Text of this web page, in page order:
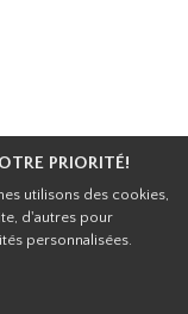
PRIORITÉ!
utilisons des cookies,
d'autres pour
personnalisées.